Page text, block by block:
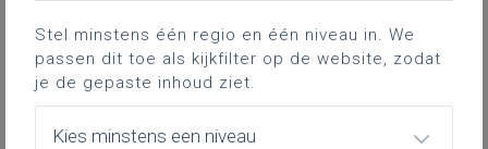
centrum ondersteunt? Heb je een specifieke
vraag over een bouwsteen van het duale
leertraject? Of heb je vragen over de
naar beneden om het
Stel minstens één regio en één niveau in. We
passen dit toe als kijkfilter op de website, zodat
je de gepaste inhoud ziet.
Kies minstens een niveau